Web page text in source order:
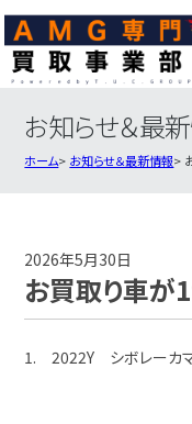
3ステップのカンタン
AMG買取実績
お知らせ＆最
ホーム お知らせ＆最新情報
2026年5月30日
お買取り車が
1. 2022Y シボレー